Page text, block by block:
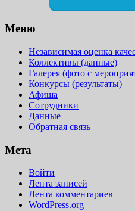
Меню
Независимая оценка
Коллективы (данные)
Галерея (фото с
Конкурсы (результаты)
Афиша
Сотрудники
Данные
Обратная связь
Мета
Войти
Лента записей
Лента комментариев
WordPress.org